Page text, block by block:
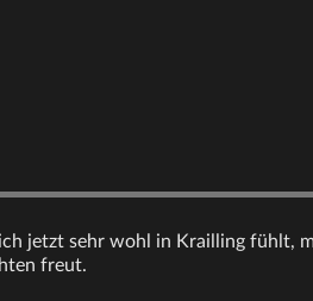
jetzt sehr wohl in Krailling fühlt,
freut.